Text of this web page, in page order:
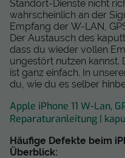
Standort-Dienste nicht
wahrscheinlich an der
Empfang der W-LAN,
Der Austausch des
dass du wieder vollen
ungestört nutzen kannst.
ist ganz einfach. In
du, wie du es selber
Apple iPhone 11 W-Lan,
Reparaturanleitung |
Häufige Defekte beim
Überblick: